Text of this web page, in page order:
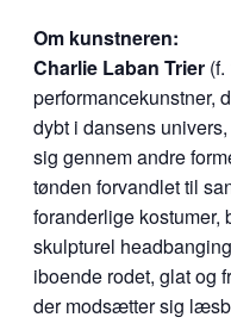
Om kunstneren:
Charlie Laban Trier
performancekunstner,
dybt i dansens
sig gennem andre
tønden forvandlet til
foranderlige
skulpturel
iboende rodet, glat og
der modsætter sig